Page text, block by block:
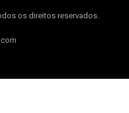
os direitos reservados.